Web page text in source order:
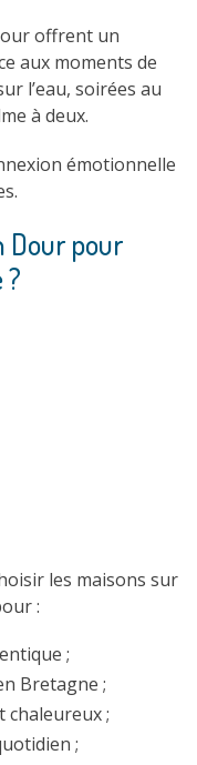
offrent un
aux moments de
l’eau, soirées au
à deux.
émotionnelle
Dour pour
les maisons sur
:
;
Bretagne ;
;
;